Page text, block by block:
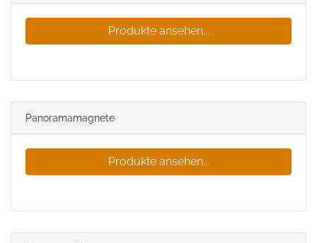
Produkte ansehen...
Panoramamagnete
Produkte ansehen...